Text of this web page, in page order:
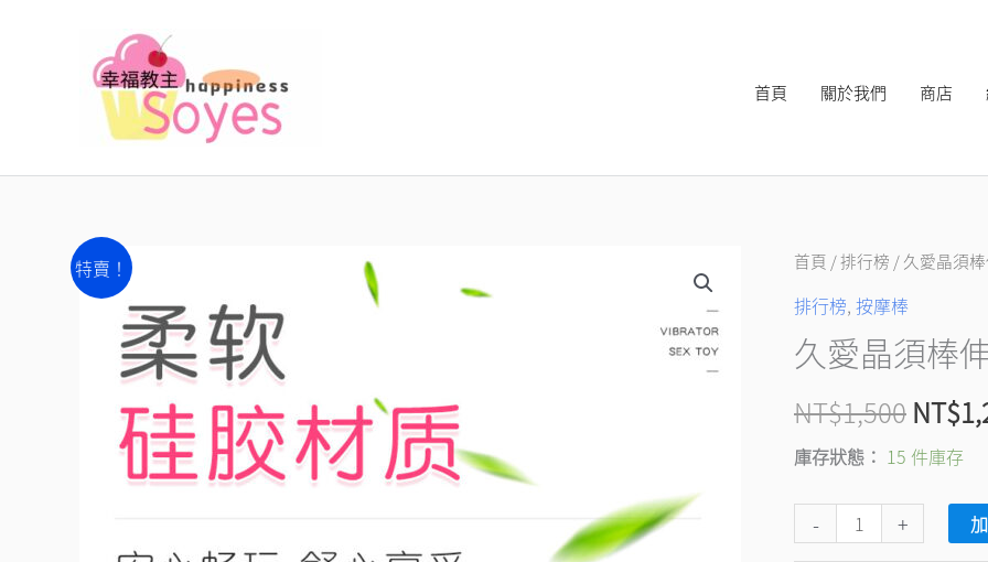
容
首頁 關於我們 商店
特賣！ 首頁 /排行榜 / 久愛晶須
排行榜, 按摩棒
久愛晶須棒
NT$1,500
原
價
格：
NT$
庫存狀態： 15 件庫存
-
久
愛
晶
須
伸
縮
10
+